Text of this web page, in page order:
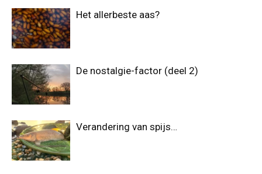
Het allerbeste aas?
De nostalgie-factor (deel 2)
Verandering van spijs…